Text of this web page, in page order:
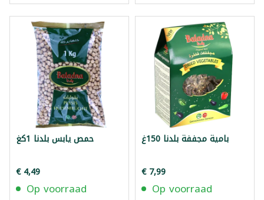
حمص يابس بلدنا 1كغ
€ 4,49
Op voorraad
بامية مجففة بلدنا 150غ
€ 7,99
Op voorraad